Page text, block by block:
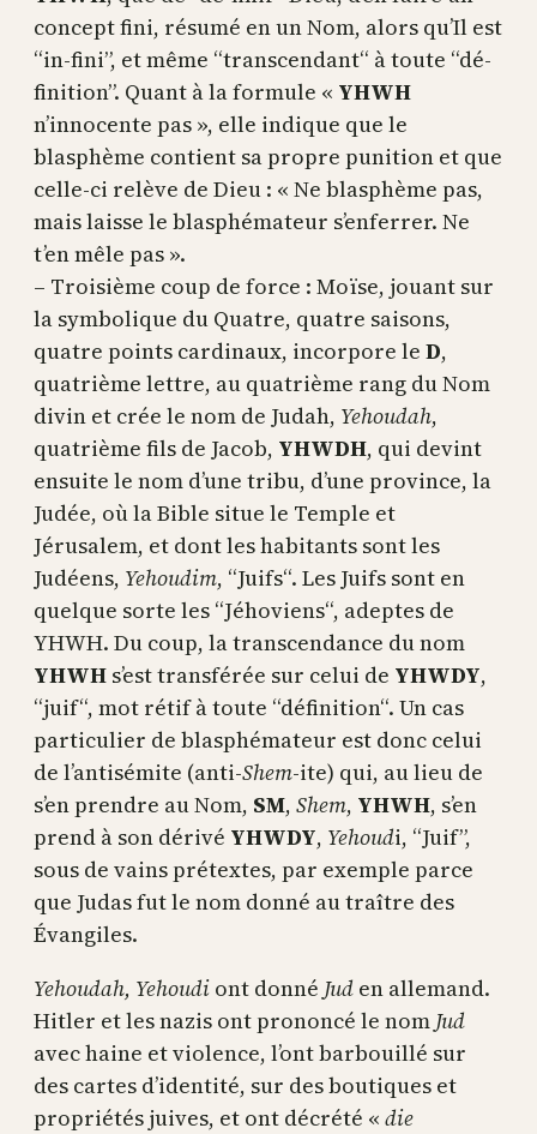
concept fini, résumé en un Nom, alors qu’Il est
“in-fini”, et même “transcendant“ à toute “dé-
finition”. Quant à la formule « YHWH
n’innocente pas », elle indique que le
blasphème contient sa propre punition et que
celle-ci relève de Dieu : « Ne blasphème pas,
mais laisse le blasphémateur s’enferrer. Ne
t’en mêle pas ».
– Troisième coup de force : Moïse, jouant sur
la symbolique du Quatre, quatre saisons,
quatre points cardinaux, incorpore le D,
quatrième lettre, au quatrième rang du Nom
divin et crée le nom de Judah, Yehoudah,
quatrième fils de Jacob, YHWDH, qui devint
ensuite le nom d’une tribu, d’une province, la
Judée, où la Bible situe le Temple et
Jérusalem, et dont les habitants sont les
Judéens, Yehoudim, “Juifs“. Les Juifs sont en
quelque sorte les “Jéhoviens“, adeptes de
YHWH. Du coup, la transcendance du nom
YHWH s’est transférée sur celui de YHWDY,
“juif“, mot rétif à toute “définition“. Un cas
particulier de blasphémateur est donc celui
de l’antisémite (anti-Shem-ite) qui, au lieu de
s’en prendre au Nom, SM, Shem, YHWH, s’en
prend à son dérivé YHWDY, Yehoudi, “Juif”,
sous de vains prétextes, par exemple parce
que Judas fut le nom donné au traître des
Évangiles.
Yehoudah, Yehoudi ont donné Jud en allemand.
Hitler et les nazis ont prononcé le nom Jud
avec haine et violence, l’ont barbouillé sur
des cartes d’identité, sur des boutiques et
propriétés juives, et ont décrété « die